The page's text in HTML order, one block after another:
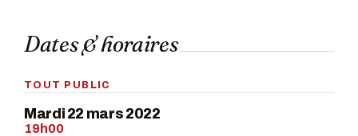
Dates & horaires
TOUT PUBLIC
Mardi 22 mars 2022
19h00